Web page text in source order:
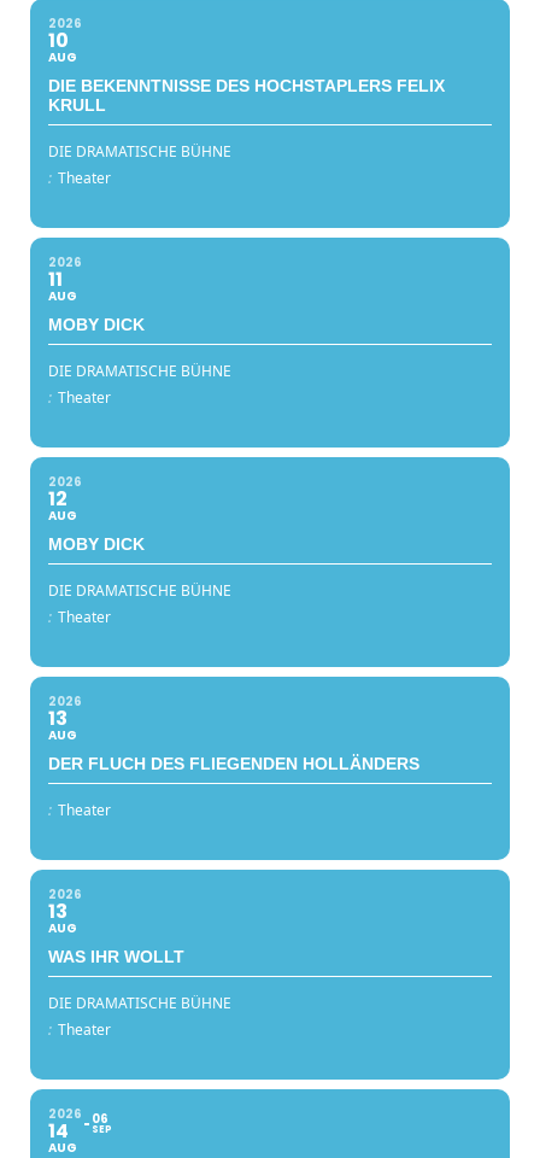
2026
10
AUG
DIE BEKENNTNISSE DES HOCHSTAPLERS FELIX
KRULL
DIE DRAMATISCHE BÜHNE
: Theater
2026
11
AUG
MOBY DICK
DIE DRAMATISCHE BÜHNE
: Theater
2026
12
AUG
MOBY DICK
DIE DRAMATISCHE BÜHNE
: Theater
2026
13
AUG
DER FLUCH DES FLIEGENDEN HOLLÄNDERS
: Theater
2026
13
AUG
WAS IHR WOLLT
DIE DRAMATISCHE BÜHNE
: Theater
2026
14
AUG
06
SEP